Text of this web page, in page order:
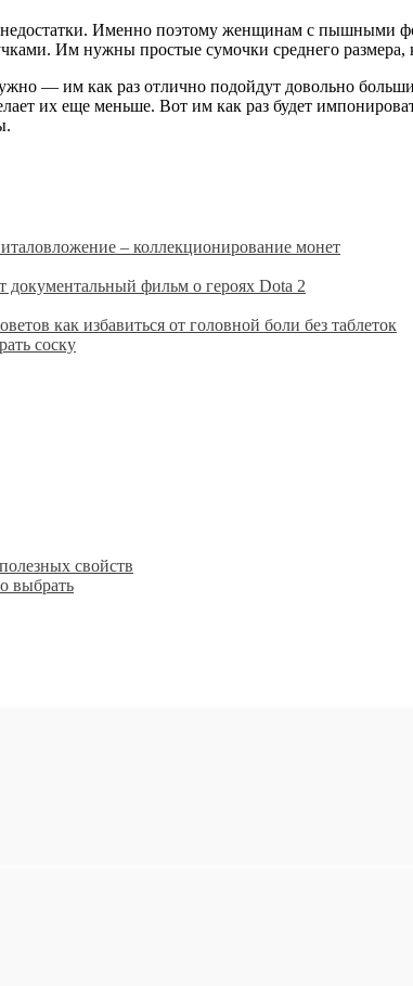
Именно поэтому женщинам с пышными
Им нужны простые сумочки среднего размера,
— им как раз отлично подойдут довольно
их еще меньше. Вот им как раз будет
– коллекционирование монет
документальный фильм о героях Dota 2
как избавиться от головной боли без таблеток
соску
свойств
выбрать